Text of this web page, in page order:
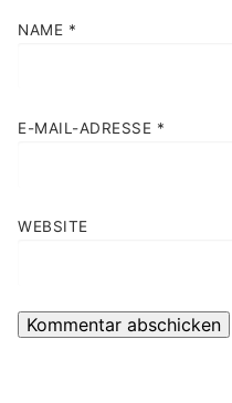
NAME *
E-MAIL-ADRESSE *
WEBSITE